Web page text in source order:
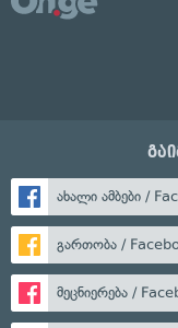
ახალი ამბები /
გართობა /
მეცნიერება /